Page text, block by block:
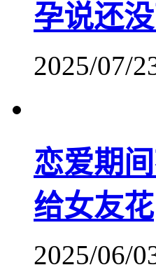
孕说还
2025/07/
恋爱期
给女友花
2025/06/